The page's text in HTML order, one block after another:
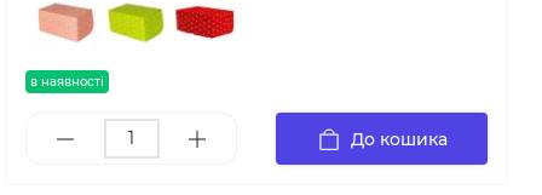
в наявності
До кошика